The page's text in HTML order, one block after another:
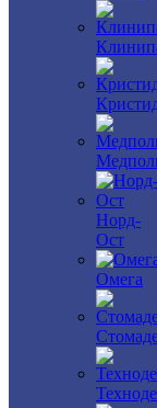
Норд-
Ост
Омега